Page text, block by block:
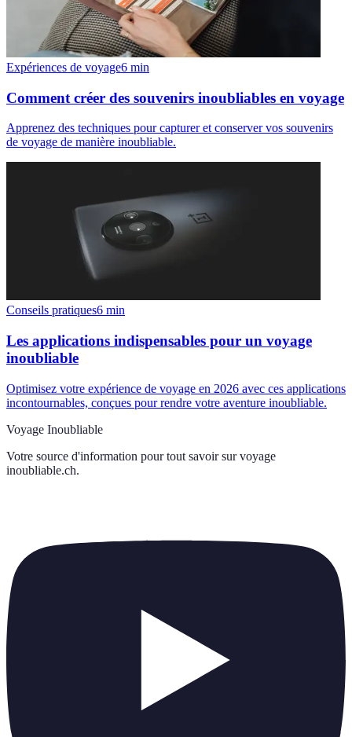
Expériences de voyage6 min
Comment créer des souvenirs inoubliables en voyage
Apprenez des techniques pour capturer et conserver vos souvenirs
de voyage de manière inoubliable.
Conseils pratiques6 min
Les applications indispensables pour un voyage
inoubliable
Optimisez votre expérience de voyage en 2026 avec ces applications
incontournables, conçues pour rendre votre aventure inoubliable.
Voyage Inoubliable
Votre source d'information pour tout savoir sur voyage
inoubliable.ch.